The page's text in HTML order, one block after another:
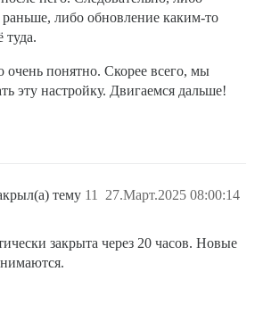
раньше, либо обновление каким-то
туда.
очень понятно. Скорее всего, мы
эту настройку. Двигаемся дальше!
тему 27.Март.2025 08:00:14
11
закрыта через 20 часов. Новые